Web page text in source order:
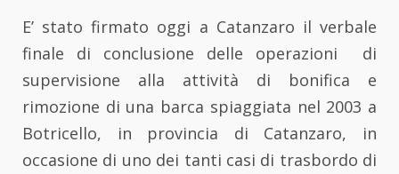
E’ stato firmato oggi a Catanzaro il verbale
finale di conclusione delle operazioni di
supervisione alla attività di bonifica e
rimozione di una barca spiaggiata nel 2003 a
Botricello, in provincia di Catanzaro, in
occasione di uno dei tanti casi di trasbordo di